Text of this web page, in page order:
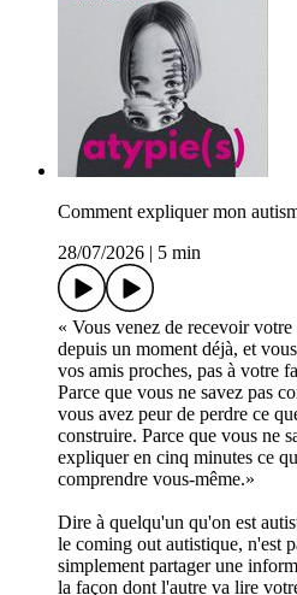
Comment expliquer mon
28/07/2026
5 min
« Vous venez de recevoir
depuis un moment déjà, et
vos amis proches, pas à votre
Parce que vous ne savez pas
vous avez peur de perdre ce
construire. Parce que vous ne
expliquer en cinq minutes ce
comprendre vous-même.»
Dire à quelqu'un qu'on est
le coming out autistique, n'est
simplement partager une
la façon dont l'autre va lire